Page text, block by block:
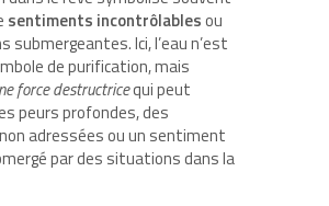
sentiments incontrôlablesou
submergeantes. Ici, l’eau n’est
de purification, mais
force destructricequi peut
peurs profondes, des
adressées ou un sentiment
par des situations dans la